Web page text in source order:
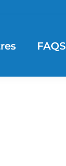
FAQS